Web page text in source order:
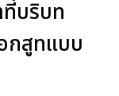
บริบท
กสูทแบบ